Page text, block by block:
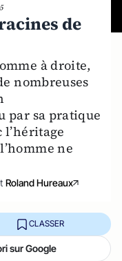
de
à droite,
nombreuses
par sa pratique
ne
Roland Hureaux
CLASSER
sur Google